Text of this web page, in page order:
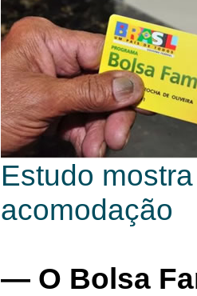
Estudo
acomodação
— O Bolsa